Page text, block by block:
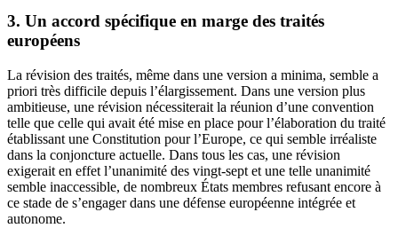
3. Un accord spécifique en marge des traités
européens
La révision des traités, même dans une version a minima, semble a
priori très difficile depuis l’élargissement. Dans une version plus
ambitieuse, une révision nécessiterait la réunion d’une convention
telle que celle qui avait été mise en place pour l’élaboration du traité
établissant une Constitution pour l’Europe, ce qui semble irréaliste
dans la conjoncture actuelle. Dans tous les cas, une révision
exigerait en effet l’unanimité des vingt-sept et une telle unanimité
semble inaccessible, de nombreux États membres refusant encore à
ce stade de s’engager dans une défense européenne intégrée et
autonome.